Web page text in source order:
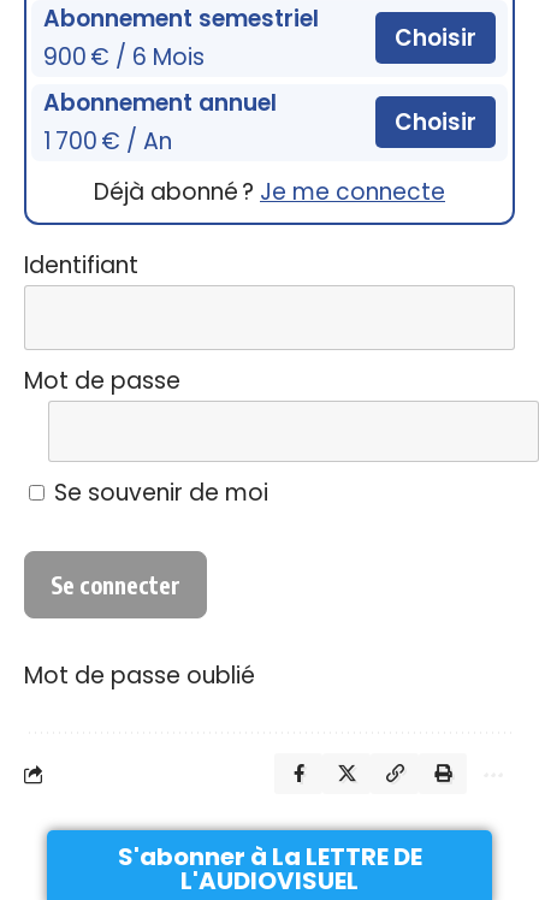
Abonnement semestriel
900 € / 6 Mois
Choisir
Abonnement annuel
1 700 € / An
Choisir
Déjà abonné ? Je me connecte
Identifiant
Mot de passe
Se souvenir de moi
Mot de passe oublié
S'abonner à La LETTRE DE
L'AUDIOVISUEL